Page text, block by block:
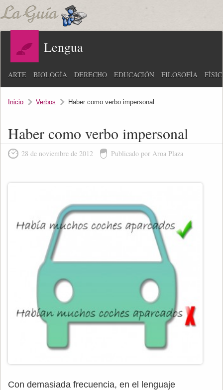
Lengua
ARTE BIOLOGÍA DERECHO EDUCACIÓN FILOSOFÍA
Inicio Verbos Haber como verbo impersonal
Haber como verbo impersonal
28 de noviembre de 2012 Publicado por Aroa Plaza
Con demasiada frecuencia, en el lenguaje